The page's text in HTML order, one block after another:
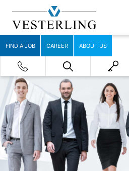
FIND A JOB CAREER ABOUT US